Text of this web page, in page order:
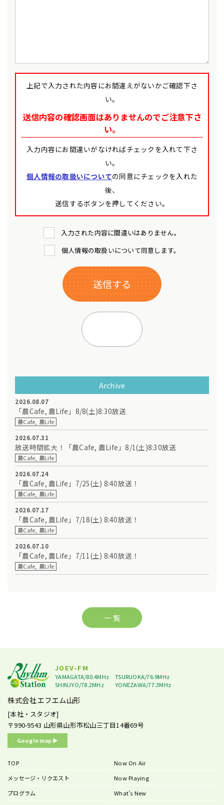
上記で入力された内容にお間違えがないかご確認下さ
い。
送信内容の確認画面はありませんのでご注意下さ
い。
入力内容にお間違いがなければチェックを入れて下さ
い。
個人情報の取扱いについての同意にチェックを入れた
後、
送信するボタンを押してください。
入力された内容に間違いはありません。
個人情報の取扱いについて同意します。
Archive
2026.08.07
「農Cafe, 農Life」8/8(土)8:30放送
農Cafe, 農Life
2026.07.31
放送時間拡大！「農Cafe, 農Life」8/1(土)8:30放送
農Cafe, 農Life
2026.07.24
「農Cafe, 農Life」7/25(土) 8:40放送！
農Cafe, 農Life
2026.07.17
「農Cafe, 農Life」7/18(土) 8:40放送！
農Cafe, 農Life
2026.07.10
「農Cafe, 農Life」7/11(土) 8:40放送！
農Cafe, 農Life
一 覧
JOEV-FM
YAMAGATA/80.4MHz
TSURUOKA/76.9MHz
SHINJYO/78.2MHz
YONEZAWA/77.3MHz
株式会社エフエム山形
[本社・スタジオ]
〒990-9543 山形県山形市松山三丁目14番69号
Google map ▶︎
TOP
メッセージ・リクエスト
プログラム
Now On Air
Now Playing
What’s New